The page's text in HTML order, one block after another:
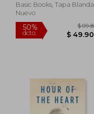
50%
Basic Books, Tapa Blanda,
Nuevo